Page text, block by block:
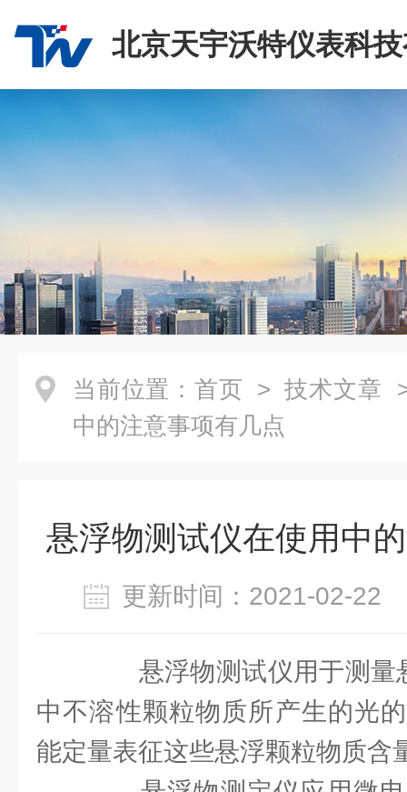
北京天宇沃特仪表科
司
当前位置： 首页 > 技术文章
中的注意事项有几点
悬浮物测试仪在使用中
更新时间：2021-02-
悬浮物测试仪用于测量
中不溶性颗粒物质所产生的光
能定量表征这些悬浮颗粒物质含